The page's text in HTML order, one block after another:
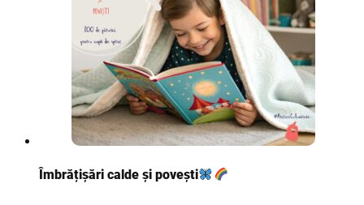
Îmbrățișări calde și povești